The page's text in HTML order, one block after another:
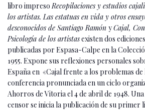
libro impresoRecopilaciones y estudios
los artistas. Las estatuas en vida y otros
desconocidos de Santiago Ramón yCajal,
Psicología de los artistasexisten dos
publicadas por Espasa-Calpe en la
1955. Expone sus reflexiones personales
España en «Cajal frente a los problemas de
conferencia pronunciada en un ciclo
Ahorros de Vitoria el 4 de abril de 1948.
censor se inicia la publicación de su primer